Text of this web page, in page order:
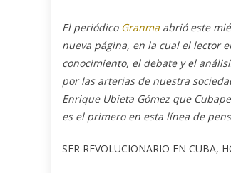
El periódicoGranma abrió este
nueva página, en la cual el lector
conocimiento, el debate y el
por las arterias de nuestra
Enrique Ubieta Gómez que
es el primero en esta línea de
SER REVOLUCIONARIO EN CUBA,